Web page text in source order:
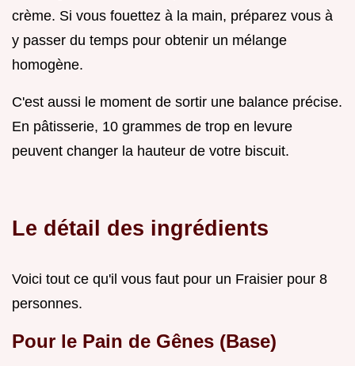
crème. Si vous fouettez à la main, préparez vous à
y passer du temps pour obtenir un mélange
homogène.
C'est aussi le moment de sortir une balance précise.
En pâtisserie, 10 grammes de trop en levure
peuvent changer la hauteur de votre biscuit.
Le détail des ingrédients
Voici tout ce qu'il vous faut pour un Fraisier pour 8
personnes.
Pour le Pain de Gênes (Base)